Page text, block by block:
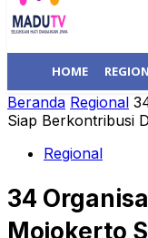
HOME
Beranda Regional
Siap Berkontribusi
Regional
34
Mojokerto